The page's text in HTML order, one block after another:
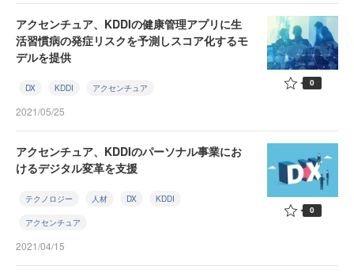
アクセンチュア、KDDIの健康管理アプリに生
活習慣病の発症リスクを予測しスコア化するモ
デルを提供
DX KDDI アクセンチュア
2021/05/25
0
アクセンチュア、KDDIのパーソナル事業にお
けるデジタル変革を支援
テクノロジー 人材 DX KDDI
アクセンチュア
2021/04/15
0